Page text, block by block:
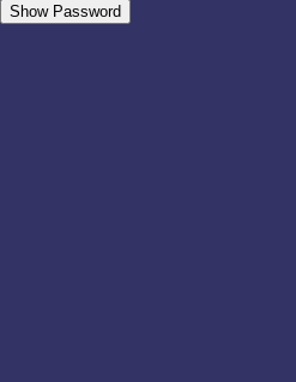
Show Password